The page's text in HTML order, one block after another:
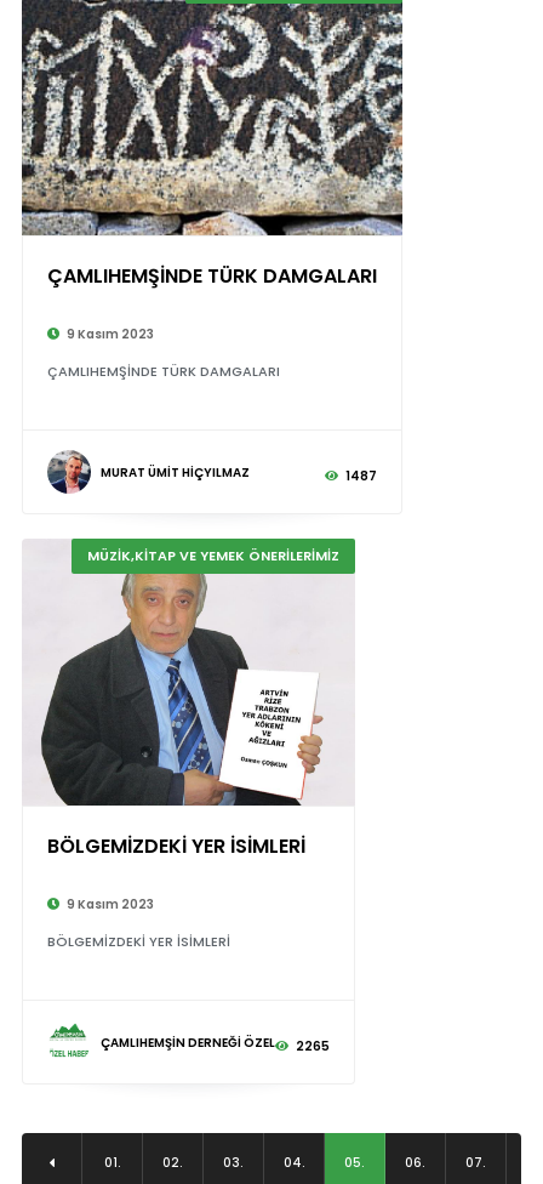
ÇAMLIHEMŞİNDE TÜRK DAMGALARI
9 Kasım 2023
ÇAMLIHEMŞİNDE TÜRK DAMGALARI
MURAT ÜMİT HİÇYILMAZ 1487
MÜZİK,KİTAP VE YEMEK ÖNERİLERİMİZ
BÖLGEMİZDEKİ YER İSİMLERİ
9 Kasım 2023
BÖLGEMİZDEKİ YER İSİMLERİ
ÇAMLIHEMŞİN DERNEĞİ ÖZEL 2265
01. 02. 03. 04. 05. 06. 07.